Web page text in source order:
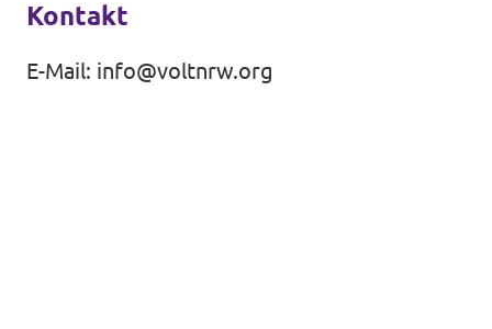
Kontakt
E-Mail: info@voltnrw.org